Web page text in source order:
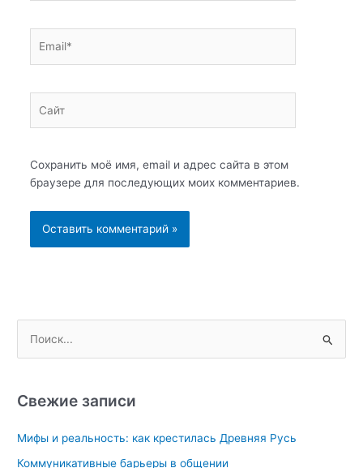
Сохранить моё имя, email и адрес сайта в этом
браузере для последующих моих комментариев.
с
:
Свежие записи
Мифы и реальность: как крестилась Древняя Русь
Коммуникативные барьеры в общении